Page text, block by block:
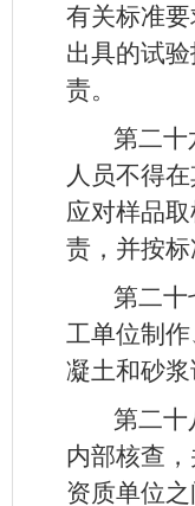
有关标准
出具的试
责。
第二十
人员不得
应对样品
责，并按标
第二十
工单位制
凝土和砂浆
第二十
内部核查
资质单位